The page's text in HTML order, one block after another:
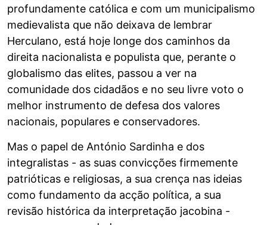
profundamente católica e com um municipalismo
medievalista que não deixava de lembrar
Herculano, está hoje longe dos caminhos da
direita nacionalista e populista que, perante o
globalismo das elites, passou a ver na
comunidade dos cidadãos e no seu livre voto o
melhor instrumento de defesa dos valores
nacionais, populares e conservadores.
Mas o papel de António Sardinha e dos
integralistas - as suas convicções firmemente
patrióticas e religiosas, a sua crença nas ideias
como fundamento da acção política, a sua
revisão histórica da interpretação jacobina -